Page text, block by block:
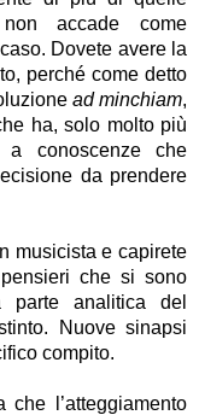
accade come
Dovete avere la
perché come detto
ad minchiam,
ha, solo molto più
a conoscenze che
da prendere
musicista e capirete
che si sono
parte analitica del
Nuove sinapsi
compito.
l’atteggiamento